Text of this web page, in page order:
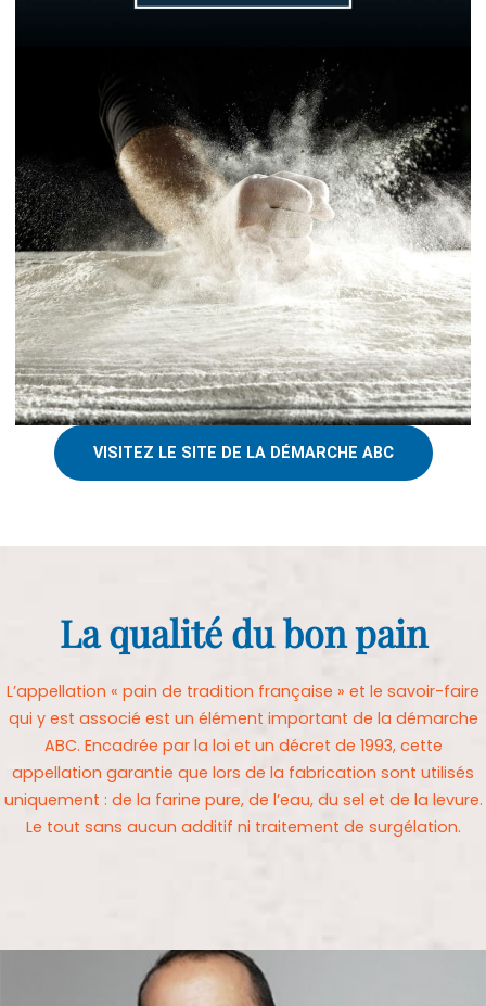
VISITEZ LE SITE DE LA DÉMARCHE ABC
La qualité du bon pain
L’appellation « pain de tradition française » et le savoir-faire
qui y est associé est un élément important de la démarche
ABC. Encadrée par la loi et un décret de 1993, cette
appellation garantie que lors de la fabrication sont utilisés
uniquement : de la farine pure, de l’eau, du sel et de la levure.
Le tout sans aucun additif ni traitement de surgélation.